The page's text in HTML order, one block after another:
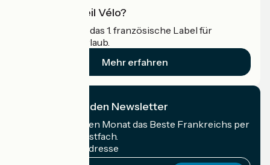
Was ist Accueil Vélo?
Accueil Vélo ist das 1. französische Label für
Radfahrer im Urlaub.
Mehr erfahren
Ich abonniere den Newsletter
Erhalten Sie jeden Monat das Beste Frankreichs per
Rad in Ihrem Postfach.
Meine E-Mail-Adresse